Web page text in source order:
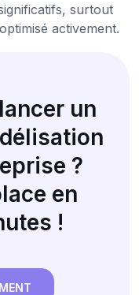
surtout
activement.
un
?
en
!